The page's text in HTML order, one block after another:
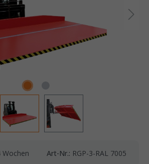
Wochen Art-Nr.: RGP-3-RAL 7005